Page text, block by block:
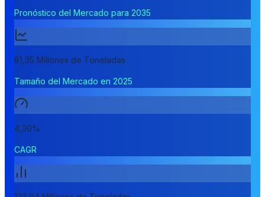
Pronóstico del Mercado para 2035
81,35 Millones de Toneladas
Tamaño del Mercado en 2025
4,30%
CAGR